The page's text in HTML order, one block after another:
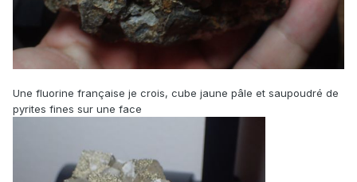
Une fluorine française je crois, cube jaune pâle et saupoudré de
pyrites fines sur une face